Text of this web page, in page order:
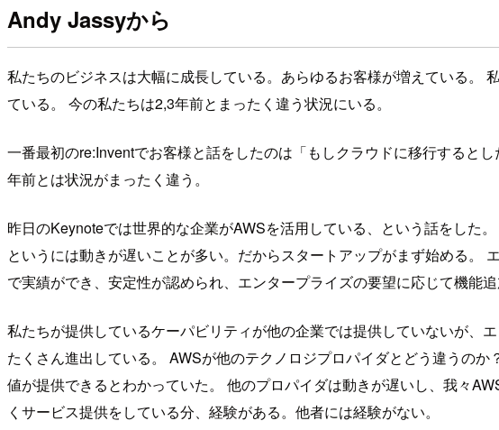
Andy Jassyから
私たちのビジネスは大幅に成長している。あらゆるお客様が増えている。
ている。 今の私たちは2,3年前とまったく違う状況にいる。
一番最初のre:Inventでお客様と話をしたのは「もしクラウドに移行すると
年前とは状況がまったく違う。
昨日のKeynoteでは世界的な企業がAWSを活用している、という話をした
というには動きが遅いことが多い。だからスタートアップがまず始める。
で実績ができ、安定性が認められ、エンタープライズの要望に応じて機能
私たちが提供しているケーパビリティが他の企業では提供していないが、
たくさん進出している。 AWSが他のテクノロジプロパイダとどう違うの
値が提供できるとわかっていた。 他のプロパイダは動きが遅いし、我々
くサービス提供をしている分、経験がある。他者には経験がない。